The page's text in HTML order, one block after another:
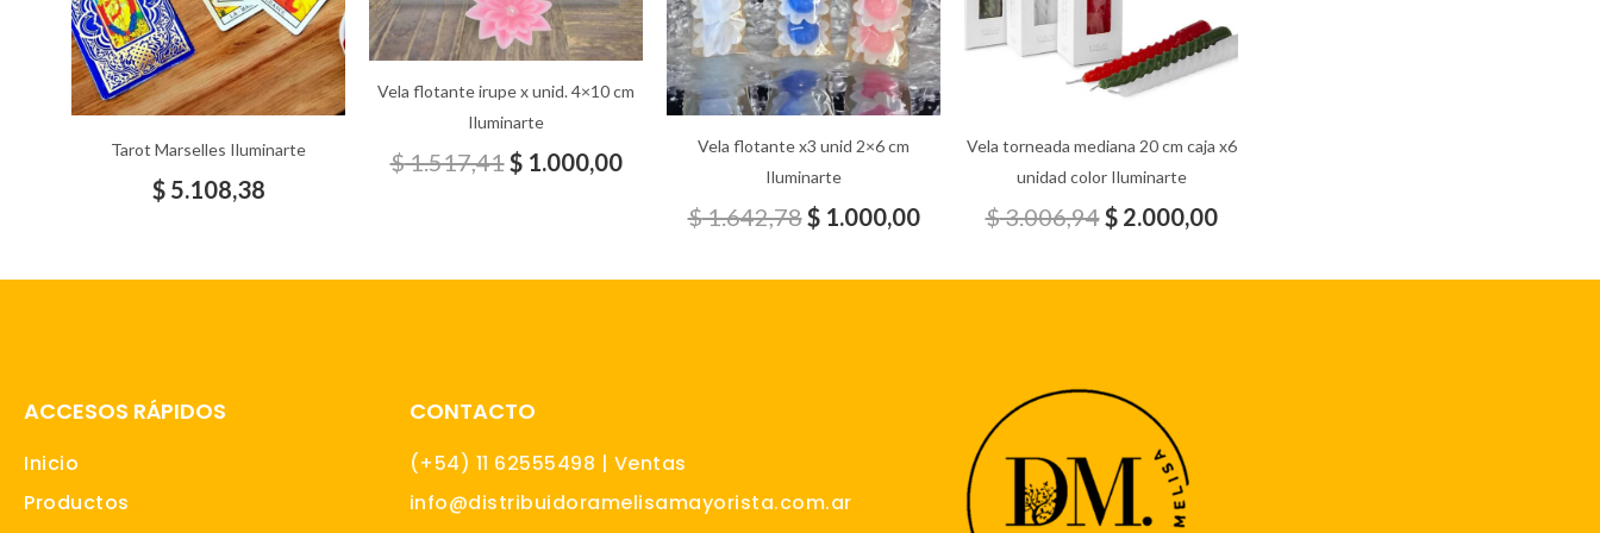
Tarot Marselles Iluminarte
$5.108,38
Vela flotante irupe x unid. 4×10 cm
Iluminarte
$1.517,41$1.000,00
Vela flotante x3 unid 2×6 cm
Iluminarte
$1.642,78$1.000,00
Vela torneada mediana 20 cm caja x6
unidad color Iluminarte
$3.006,94$2.000,00
ACCESOS RÁPIDOS
Inicio
Productos
CONTACTO
(+54) 11 62555498 | Ventas
info@distribuidoramelisamayorista.com.ar